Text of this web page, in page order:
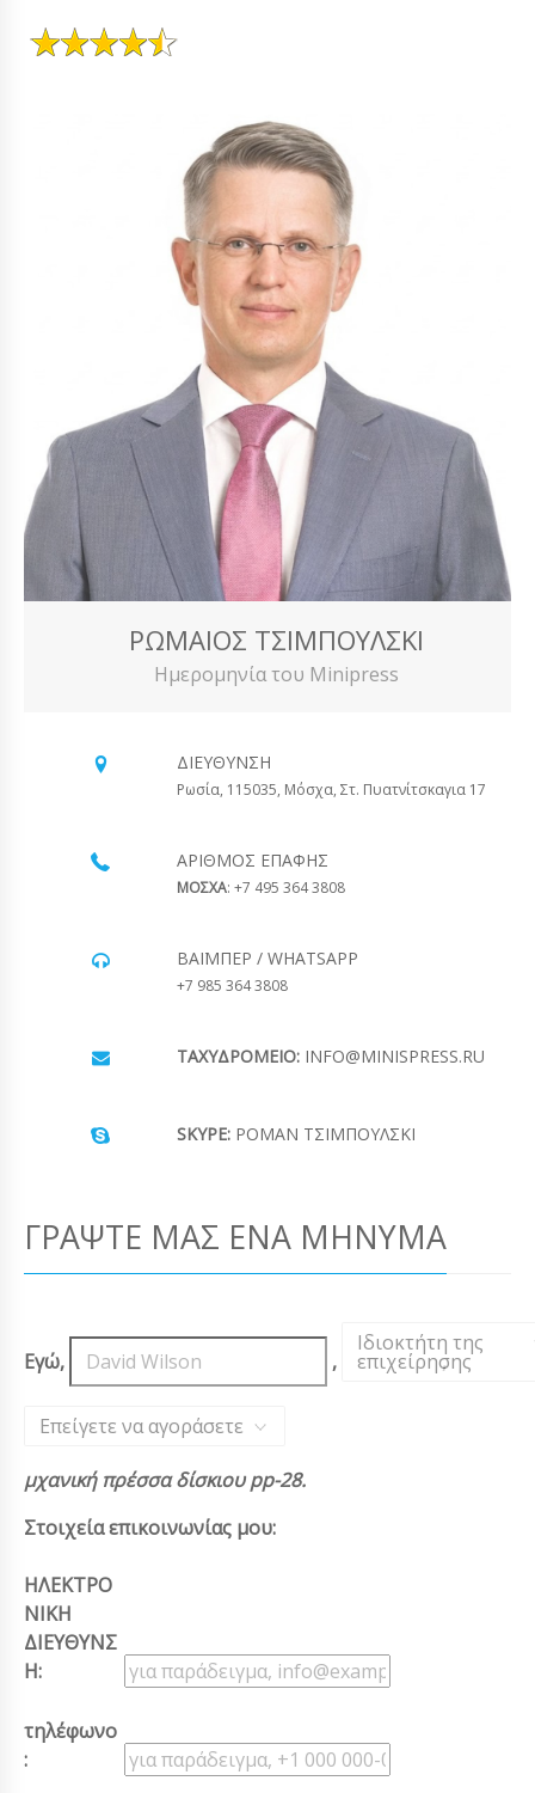
ΡΩΜΑΊΟΣ ΤΣΙΜΠΟΎΛΣΚΙ
Ημερομηνία του Minipress
ΔΙΕΎΘΥΝΣΗ
Ρωσία, 115035, Μόσχα, Στ. Πυατνίτσκαγια 17
ΑΡΙΘΜΌΣ ΕΠΑΦΉΣ
ΜΟΣΧΑ: +7 495 364 3808
ΒΆΙΜΠΕΡ / WHATSAPP
+7 985 364 3808
ΤΑΧΥΔΡΟΜΕΊΟ: INFO@MINISPRESS.RU
SKYPE: ΡΟΜΆΝ ΤΣΙΜΠΟΎΛΣΚΙ
ΓΡΆΨΤΕ ΜΑΣ ΈΝΑ ΜΉΝΥΜΑ
Εγώ, ,
Ιδιοκτήτη της
επιχείρησης
,
Επείγετε να αγοράσετε
μχανική πρέσσα δίσκιου pp-28.
Στοιχεία επικοινωνίας μου:
ΗΛΕΚΤΡΟ
ΝΙΚΗ
ΔΙΕΥΘΥΝΣ
Η:
τηλέφωνο
: